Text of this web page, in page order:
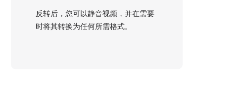
反转后，您可以静音视频，并在需要
时将其转换为任何所需格式。